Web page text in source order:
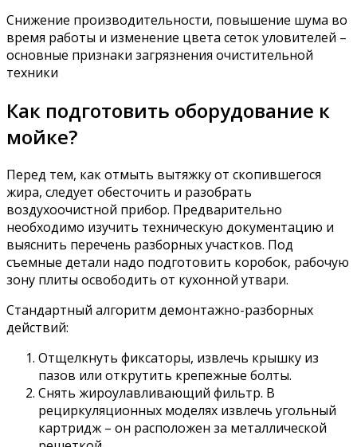
Снижение производительности, повышение шума во
время работы и изменение цвета сеток уловителей –
основные признаки загрязнения очистительной
техники
Как подготовить оборудование к
мойке?
Перед тем, как отмыть вытяжку от скопившегося
жира, следует обесточить и разобрать
воздухоочистной прибор. Предварительно
необходимо изучить техническую документацию и
выяснить перечень разборных участков. Под
съемные детали надо подготовить коробок, рабочую
зону плиты освободить от кухонной утвари.
Стандартный алгоритм демонтажно-разборных
действий:
Отщелкнуть фиксаторы, извлечь крышку из
пазов или открутить крепежные болты.
Снять жироулавливающий фильтр. В
рециркуляционных моделях извлечь угольный
картридж – он расположен за металлической